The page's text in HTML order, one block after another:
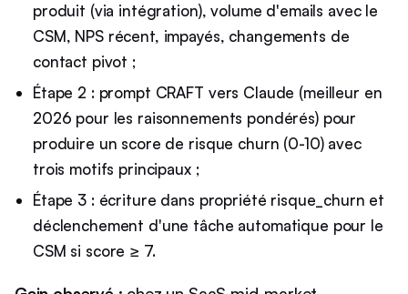
produit (via intégration), volume d'emails avec le
CSM, NPS récent, impayés, changements de
contact pivot ;
Étape 2 : prompt CRAFT vers Claude (meilleur en
2026 pour les raisonnements pondérés) pour
produire un score de risque churn (0-10) avec
trois motifs principaux ;
Étape 3 : écriture dans propriété risque_churn et
déclenchement d'une tâche automatique pour le
CSM si score ≥ 7.